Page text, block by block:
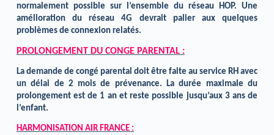
normalement possible sur l’ensemble du réseau HOP. Une
amélioration du réseau 4G devrait palier aux quelques
problèmes de connexion relatés.
PROLONGEMENT DU CONGE PARENTAL :
La demande de congé parental doit être faite au service RH avec
un délai de 2 mois de prévenance. La durée maximale du
prolongement est de 1 an et reste possible jusqu’aux 3 ans de
l’enfant.
HARMONISATION AIR FRANCE :